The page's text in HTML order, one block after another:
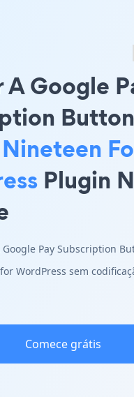
Google
Button
Plugin
Pay Subscription
WordPress sem
Comece grátis